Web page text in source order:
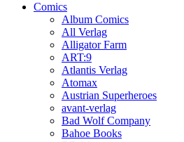
Comics
Album Comics
All Verlag
Alligator Farm
ART:9
Atlantis Verlag
Atomax
Austrian Superheroes
avant-verlag
Bad Wolf Company
Bahoe Books